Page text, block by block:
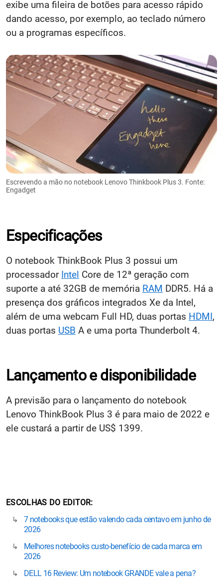
exibe uma fileira de botões para acesso rápido
dando acesso, por exemplo, ao teclado número
ou a programas específicos.
Escrevendo a mão no notebook Lenovo Thinkbook Plus 3. Fonte:
Engadget
Especificações
O notebook ThinkBook Plus 3 possui um
processador Intel Core de 12ª geração com
suporte a até 32GB de memória RAM DDR5. Há a
presença dos gráficos integrados Xe da Intel,
além de uma webcam Full HD, duas portas HDMI,
duas portas USB A e uma porta Thunderbolt 4.
Lançamento e disponibilidade
A previsão para o lançamento do notebook
Lenovo ThinkBook Plus 3 é para maio de 2022 e
ele custará a partir de US$ 1399.
ESCOLHAS DO EDITOR
7 notebooks que estão valendo cada centavo em junho de
2026
Melhores notebooks custo-benefício de cada marca em
2026
DELL 16 Review: Um notebook GRANDE vale a pena?